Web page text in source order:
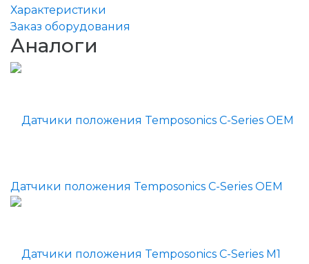
Характеристики
Заказ оборудования
Аналоги
Датчики положения Temposonics C-Series OEM